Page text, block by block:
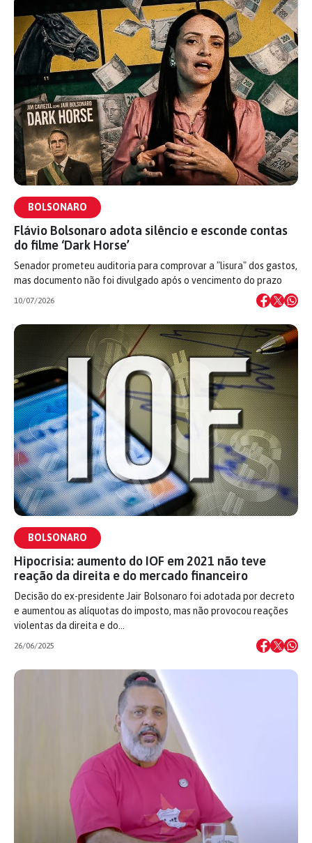
BOLSONARO
Flávio Bolsonaro adota silêncio e esconde contas
do filme ‘Dark Horse’
Senador prometeu auditoria para comprovar a "lisura" dos gastos,
mas documento não foi divulgado após o vencimento do prazo
10/07/2026
BOLSONARO
Hipocrisia: aumento do IOF em 2021 não teve
reação da direita e do mercado financeiro
Decisão do ex-presidente Jair Bolsonaro foi adotada por decreto
e aumentou as alíquotas do imposto, mas não provocou reações
violentas da direita e do…
26/06/2025